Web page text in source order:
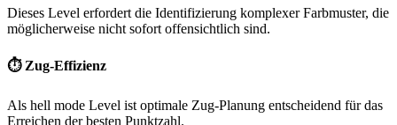
Dieses Level erfordert die Identifizierung komplexer Farbmuster, die
möglicherweise nicht sofort offensichtlich sind.
⏱️ Zug-Effizienz
Als hell mode Level ist optimale Zug-Planung entscheidend für das
Erreichen der besten Punktzahl.